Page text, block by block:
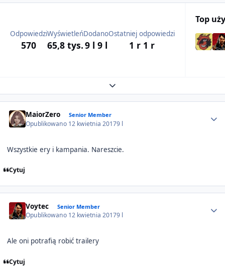
Odpowiedzi
570
Wyświetleń
65,8 tys.
Dodano
9 l 9 l
Ostatniej odpowiedzi
1 r 1 r
Top
Expand topic overview
MaiorZero Senior Member
Opublikowano 12 kwietnia 20179 l
Wszystkie ery i kampania. Nareszcie.
Cytuj
Voytec Senior Member
Opublikowano 12 kwietnia 20179 l
Ale oni potrafią robić trailery
Cytuj